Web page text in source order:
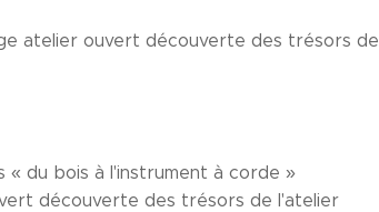
atelier ouvert découverte des trésors de
« du bois à l'instrument à corde »
découverte des trésors de l'atelier